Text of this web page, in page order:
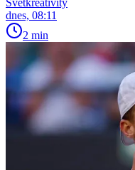
Světkreativity
dnes, 08:11
2 min